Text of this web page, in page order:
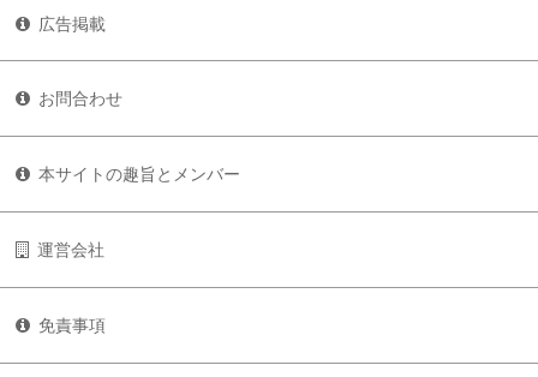
広告掲載
お問合わせ
本サイトの趣旨とメンバー
運営会社
免責事項